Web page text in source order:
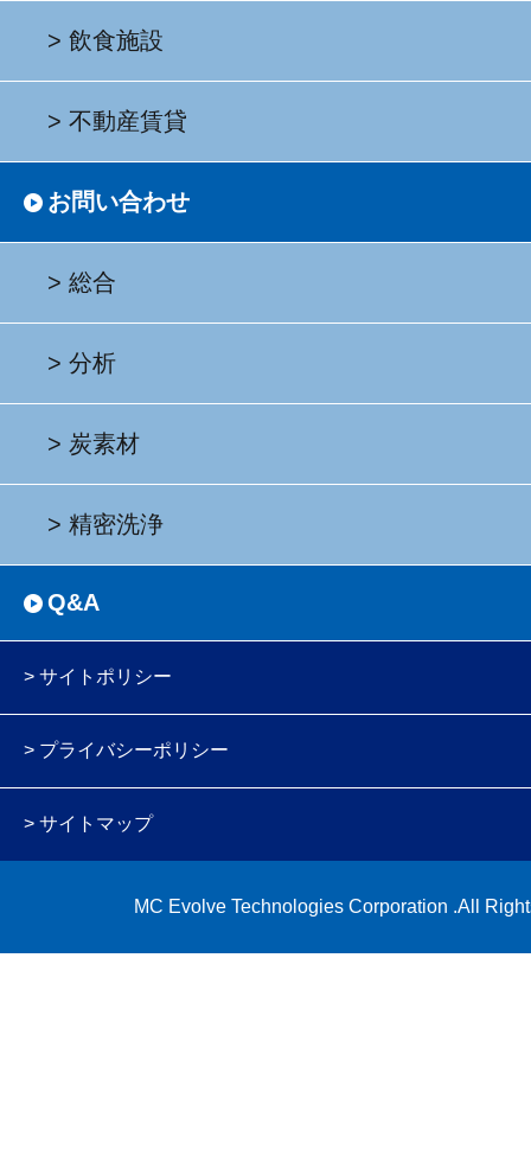
飲食施設
不動産賃貸
お問い合わせ
総合
分析
炭素材
精密洗浄
Q&A
サイトポリシー
プライバシーポリシー
サイトマップ
MC Evolve Technologies Corporation .All